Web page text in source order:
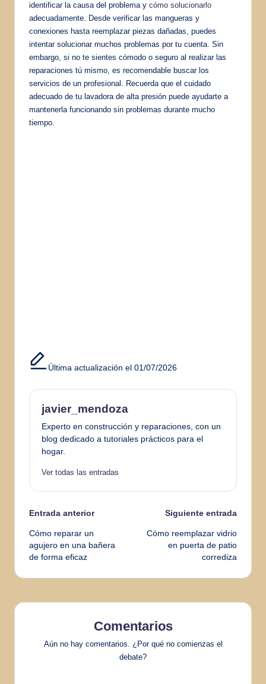
identificar la causa del problema y cómo solucionarlo
adecuadamente. Desde verificar las mangueras y
conexiones hasta reemplazar piezas dañadas, puedes
intentar solucionar muchos problemas por tu cuenta. Sin
embargo, si no te sientes cómodo o seguro al realizar las
reparaciones tú mismo, es recomendable buscar los
servicios de un profesional. Recuerda que el cuidado
adecuado de tu lavadora de alta presión puede ayudarte a
mantenerla funcionando sin problemas durante mucho
tiempo.
Última actualización el 01/07/2026
javier_mendoza
Experto en construcción y reparaciones, con un
blog dedicado a tutoriales prácticos para el
hogar.
Ver todas las entradas
Navegación
de
entradas
Entrada anterior
Cómo reparar un
agujero en una bañera
de forma eficaz
Siguiente entrada
Cómo reemplazar vidrio
en puerta de patio
corrediza
Comentarios
Aún no hay comentarios. ¿Por qué no comienzas el
debate?